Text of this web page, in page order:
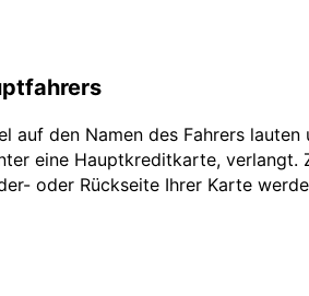
auf den Namen des Fahrers
eine Hauptkreditkarte,
oder Rückseite Ihrer Karte